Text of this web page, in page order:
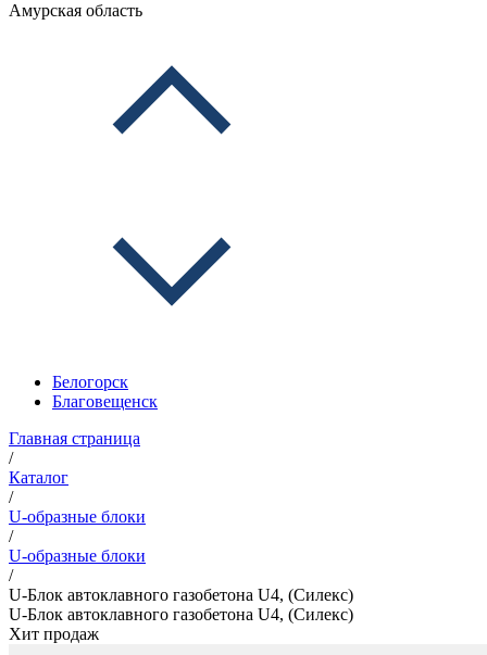
Амурская область
Белогорск
Благовещенск
Главная страница
/
Каталог
/
U-образные блоки
/
U-образные блоки
/
U-Блок автоклавного газобетона U4, (Силекс)
U-Блок автоклавного газобетона U4, (Силекс)
Хит продаж